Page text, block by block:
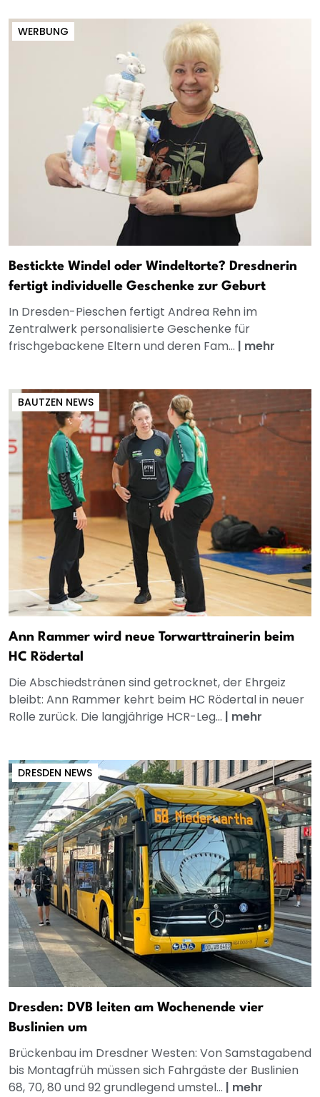
WERBUNG
Bestickte Windel oder Windeltorte? Dresdnerin
fertigt individuelle Geschenke zur Geburt
In Dresden-Pieschen fertigt Andrea Rehn im
Zentralwerk personalisierte Geschenke für
frischgebackene Eltern und deren Fam... | mehr
BAUTZEN NEWS
Ann Rammer wird neue Torwarttrainerin beim
HC Rödertal
Die Abschiedstränen sind getrocknet, der Ehrgeiz
bleibt: Ann Rammer kehrt beim HC Rödertal in neuer
Rolle zurück. Die langjährige HCR-Leg... | mehr
DRESDEN NEWS
Dresden: DVB leiten am Wochenende vier
Buslinien um
Brückenbau im Dresdner Westen: Von Samstagabend
bis Montagfrüh müssen sich Fahrgäste der Buslinien
68, 70, 80 und 92 grundlegend umstel... | mehr